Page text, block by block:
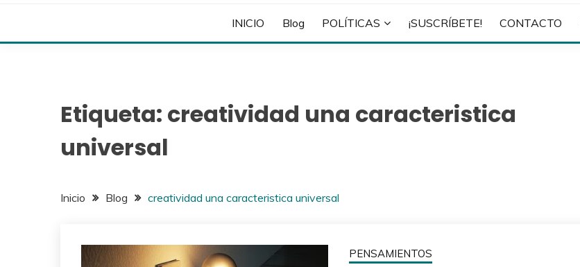
INICIO Blog POLÍTICAS ¡SUSCRÍBETE! CONTACTO
Etiqueta: creatividad una caracteristica
universal
Inicio Blog creatividad una caracteristica universal
PENSAMIENTOS